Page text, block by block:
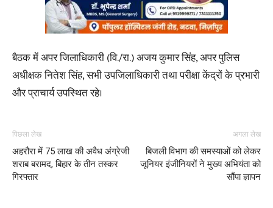
बैठक में अपर जिलाधिकारी (वि./रा.) अजय कुमार सिंह, अपर पुलिस
अधीक्षक नितेश सिंह, सभी उपजिलाधिकारी तथा परीक्षा केंद्रों के प्रभारी
और प्राचार्य उपस्थित रहे।
पिछला लेख
अहरौरा में 75 लाख की अवैध अंग्रेजी
शराब बरामद, बिहार के तीन तस्कर
गिरफ्तार
अगला लेख
बिजली विभाग की समस्याओं को लेकर
जूनियर इंजीनियरों ने मुख्य अभियंता को
सौंपा ज्ञापन